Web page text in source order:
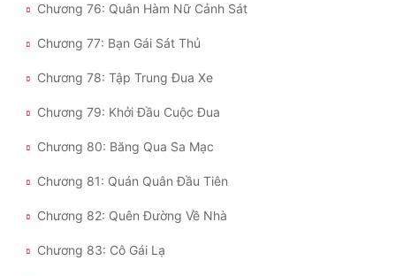
Chương 76: Quân Hàm Nữ Cảnh Sát
Chương 77: Bạn Gái Sát Thủ
Chương 78: Tập Trung Đua Xe
Chương 79: Khởi Đầu Cuộc Đua
Chương 80: Băng Qua Sa Mạc
Chương 81: Quán Quân Đầu Tiên
Chương 82: Quên Đường Về Nhà
Chương 83: Cô Gái Lạ